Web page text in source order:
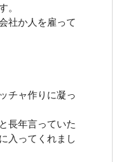
。
社か人を雇って
チャ作りに凝っ
長年言っていた
入ってくれまし